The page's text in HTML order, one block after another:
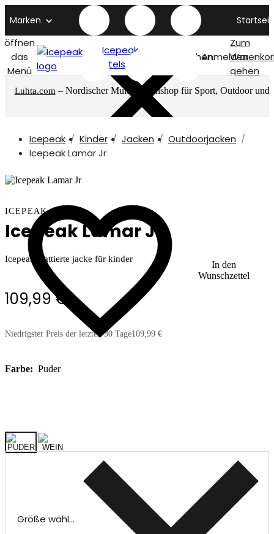
Marken
öffnen
das
Menü
Icepeak
titelseite
SuchenAnmelden
Zum
gehen
Luhta.com – Nordischer Multimarkenshop für Sport, Outdoor und
Icepeak Kinder Jacken
Outdoorjacken
Icepeak Lamar Jr
In den
Wunschzettel
ICEPEAK
Icepeak Lamar Jr
Icepeak wattierte jacke für kinder
109,99 €
Niedrigster Preis der letzten 30 Tage109,99 €
Farbe: Puder
Größe wählen